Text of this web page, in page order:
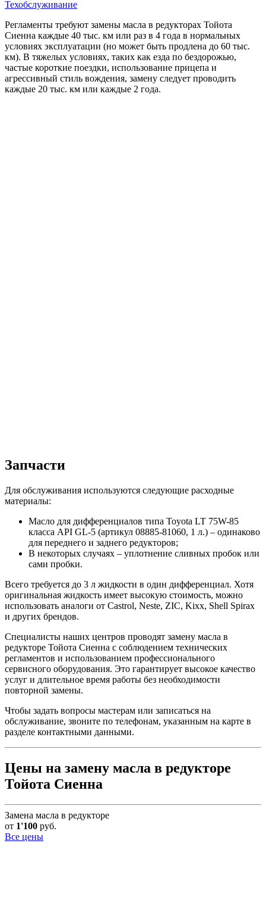
Техобслуживание
Регламенты требуют замены масла в редукторах Тойота
Сиенна каждые 40 тыс. км или раз в 4 года в нормальных
условиях эксплуатации (но может быть продлена до 60 тыс.
км). В тяжелых условиях, таких как езда по бездорожью,
частые короткие поездки, использование прицепа и
агрессивный стиль вождения, замену следует проводить
каждые 20 тыс. км или каждые 2 года.
Запчасти
Для обслуживания используются следующие расходные
материалы:
Масло для дифференциалов типа Toyota LT 75W-85
класса API GL-5 (артикул 08885-81060, 1 л.) – одинаково
для переднего и заднего редукторов;
В некоторых случаях – уплотнение сливных пробок или
сами пробки.
Всего требуется до 3 л жидкости в один дифференциал. Хотя
оригинальная жидкость имеет высокую стоимость, можно
использовать аналоги от Castrol, Neste, ZIC, Kixx, Shell Spirax
и других брендов.
Специалисты наших центров проводят замену масла в
редукторе Тойота Сиенна с соблюдением технических
регламентов и использованием профессионального
сервисного оборудования. Это гарантирует высокое качество
услуг и длительное время работы без необходимости
повторной замены.
Чтобы задать вопросы мастерам или записаться на
обслуживание, звоните по телефонам, указанным на карте в
разделе контактными данными.
Цены на замену масла в редукторе
Тойота Сиенна
Замена масла в редукторе
от 1'100 руб.
Все цены